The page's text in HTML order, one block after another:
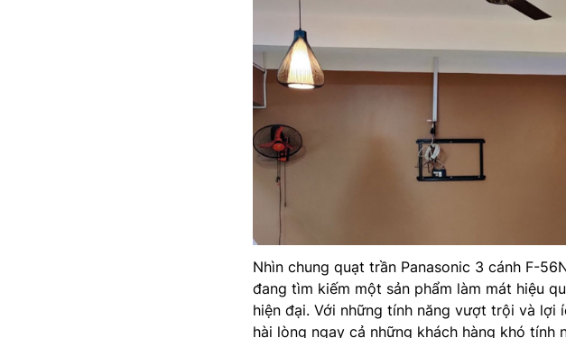
Nhìn chung quạt trần Panasonic 3 cánh F-
đang tìm kiếm một sản phẩm làm mát hiệu
hiện đại. Với những tính năng vượt trội và lợi
hài lòng ngay cả những khách hàng khó